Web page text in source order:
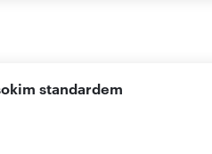
standardem